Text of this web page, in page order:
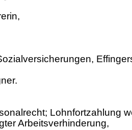
Lohnfortzahlung
Arbeitsverhinderung,